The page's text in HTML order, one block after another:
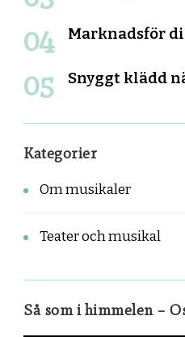
Marknadsför
Snyggt klädd
Kategorier
Om musikaler
Teater och musikal
Så som i himmelen –